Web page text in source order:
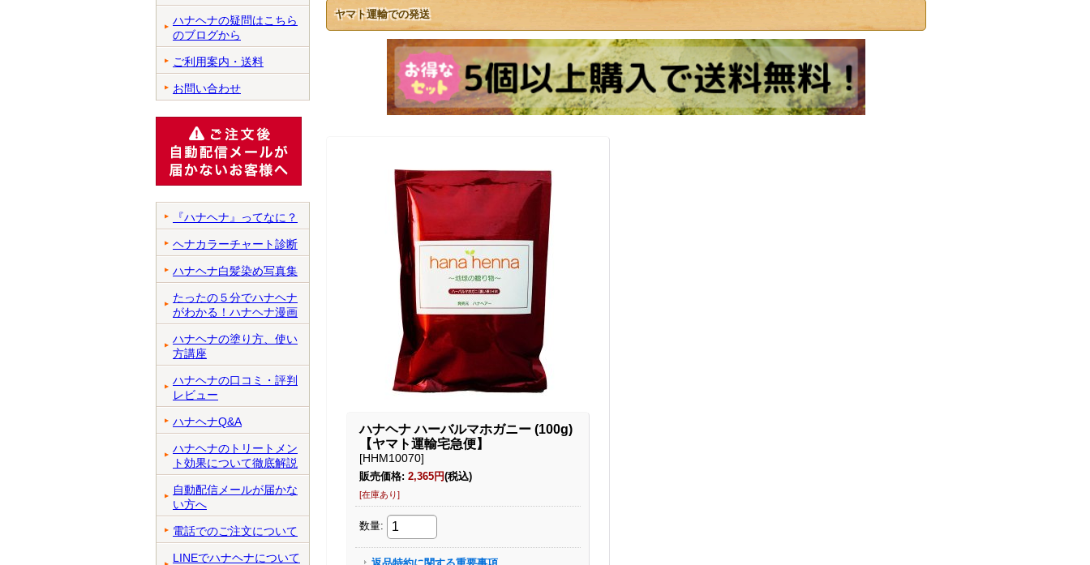
ハナヘナの疑問はこちら
のブログから
ご利用案内・送料
お問い合わせ
『ハナヘナ』ってなに？
ヘナカラーチャート診断
ハナヘナ白髪染め写真集
たったの５分でハナヘナ
がわかる！ハナヘナ漫画
ハナヘナの塗り方、使い
方講座
ハナヘナの口コミ・評判
レビュー
ハナヘナQ&A
ハナヘナのトリートメン
ト効果について徹底解説
自動配信メールが届かな
い方へ
電話でのご注文について
LINEでハナヘナについて
ヤマト運輸での発送